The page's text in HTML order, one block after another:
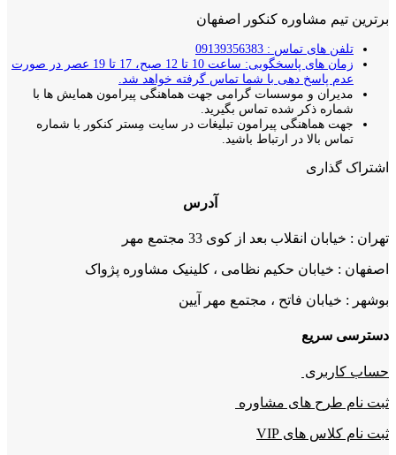
برترین تیم مشاوره کنکور اصفهان
تلفن های تماس : 09139356383
زمان های پاسخگویی: ساعت 10 تا 12 صبح، 17 تا 19 عصر در صورت
عدم پاسخ دهی با شما تماس گرفته خواهد شد.
مدیران و موسسات گرامی جهت هماهنگی پیرامون همایش ها با
شماره ذکر شده تماس بگیرید.
جهت هماهنگی پیرامون تبلیغات در سایت مِستر کنکور با شماره
تماس بالا در ارتباط باشید.
اشتراک گذاری
آدرس
تهران : خیابان انقلاب بعد از کوی 33 مجتمع مهر
اصفهان : خیابان حکیم نظامی ، کلینیک مشاوره پژواک
بوشهر : خیابان فاتح ، مجتمع مهر آیین
دسترسی سریع
حساب کاربری
ثبت نام طرح های مشاوره
ثبت نام کلاس های VIP